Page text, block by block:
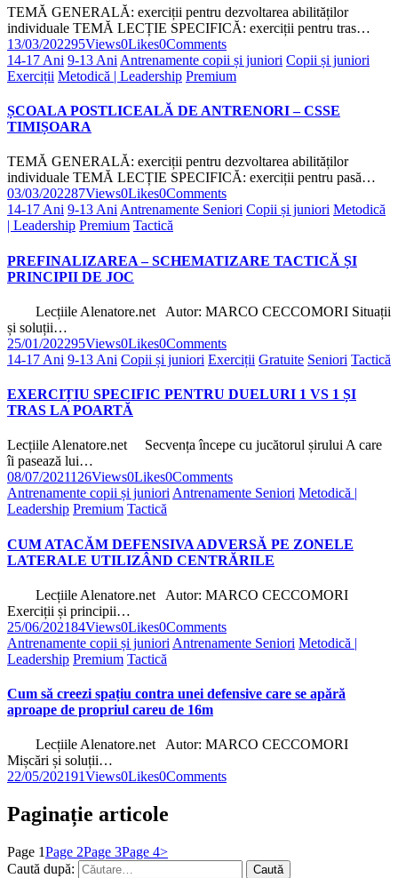
TEMĂ GENERALĂ: exerciții pentru dezvoltarea abilităților
individuale TEMĂ LECȚIE SPECIFICĂ: exerciții pentru tras…
13/03/202295Views0Likes0Comments
14-17 Ani 9-13 Ani Antrenamente copii și juniori Copii și juniori
Exerciții Metodică | Leadership Premium
ȘCOALA POSTLICEALĂ DE ANTRENORI – CSSE
TIMIȘOARA
TEMĂ GENERALĂ: exerciții pentru dezvoltarea abilităților
individuale TEMĂ LECȚIE SPECIFICĂ: exerciții pentru pasă…
03/03/202287Views0Likes0Comments
14-17 Ani 9-13 Ani Antrenamente Seniori Copii și juniori Metodică
| Leadership Premium Tactică
PREFINALIZAREA – SCHEMATIZARE TACTICĂ ȘI
PRINCIPII DE JOC
Lecțiile Alenatore.net Autor: MARCO CECCOMORI Situații
și soluții…
25/01/202295Views0Likes0Comments
14-17 Ani 9-13 Ani Copii și juniori Exerciții Gratuite Seniori Tactică
EXERCIȚIU SPECIFIC PENTRU DUELURI 1 VS 1 ȘI
TRAS LA POARTĂ
Lecțiile Alenatore.net Secvența începe cu jucătorul șirului A care
îi pasează lui…
08/07/2021126Views0Likes0Comments
Antrenamente copii și juniori Antrenamente Seniori Metodică |
Leadership Premium Tactică
CUM ATACĂM DEFENSIVA ADVERSĂ PE ZONELE
LATERALE UTILIZÂND CENTRĂRILE
Lecțiile Alenatore.net Autor: MARCO CECCOMORI
Exerciții și principii…
25/06/202184Views0Likes0Comments
Antrenamente copii și juniori Antrenamente Seniori Metodică |
Leadership Premium Tactică
Cum să creezi spațiu contra unei defensive care se apără
aproape de propriul careu de 16m
Lecțiile Alenatore.net Autor: MARCO CECCOMORI
Mișcări și soluții…
22/05/202191Views0Likes0Comments
Paginație articole
Page 1Page 2Page 3Page 4>
Caută după: